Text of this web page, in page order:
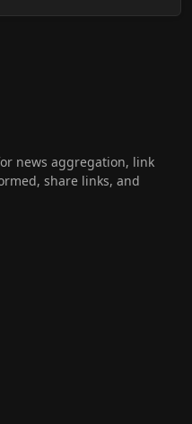
news aggregation, link
share links, and